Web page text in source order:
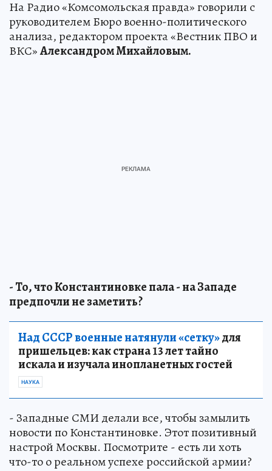
На Радио «Комсомольская правда» говорили с
руководителем Бюро военно-политического
анализа, редактором проекта «Вестник ПВО и
ВКС»Александром Михайловым.
- То, что Константиновке пала - на Западе
предпочли не заметить?
Над СССР военные натянули «сетку»для
пришельцев: как страна 13 лет тайно
искала и изучала инопланетных гостей
НАУКА
- Западные СМИ делали все, чтобы замылить
новости по Константиновке. Этот позитивный
настрой Москвы. Посмотрите - есть ли хоть
что-то о реальном успехе российской армии?